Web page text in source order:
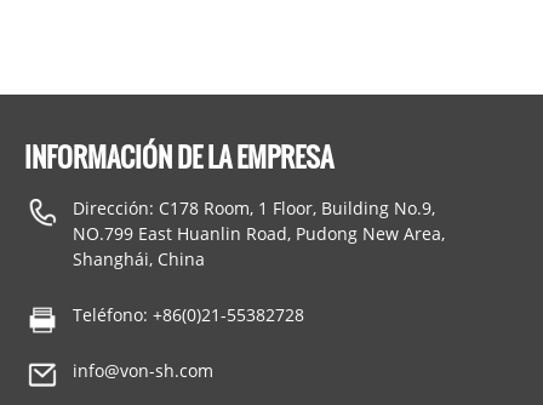
INFORMACIÓN DE LA EMPRESA
Dirección: C178 Room, 1 Floor, Building No.9,
NO.799 East Huanlin Road, Pudong New Area,
Shanghái, China
Teléfono: +86(0)21-55382728
info@von-sh.com